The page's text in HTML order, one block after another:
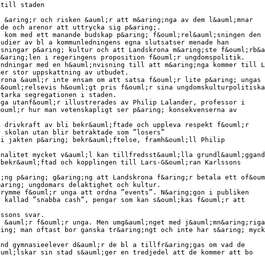
till staden
&aring;r och risken &auml;r att m&aring;nga av dem l&auml;mnar
och arenor att uttrycka sig p&aring;.
med ett manande budskap p&aring; f&ouml;rel&auml;sningen den
av bl a kommunledningens egna slutsatser menade han
p&aring; kultur och att Landskrona m&aring;ste
i regeringens proposition f&ouml;r ungdomspolitik.
med en h&auml;nvisning till att m&aring;nga kommer till
stor uppskattning av utbudet.
&auml;r inte ensam om att satsa f&ouml;r lite p&aring;
h&ouml;gt pris f&ouml;r sina ungdomskulturpolitiska
segregationen i staden.
utanf&ouml;r illustrerades av Philip Lalander, professor i
hur man vetenskapligt ser p&aring; konsekvenserna av
drivkraft av bli bekr&auml;ftade och uppleva respekt f&ouml;r
skolan utan blir betraktade som ”losers”
jakten p&aring; bekr&auml;ftelse, framh&ouml;ll Philip
mycket v&auml;l kan tillfredsst&auml;lla
och kopplingen till Lars-G&ouml;ran Karlssons
p&aring; g&aring;ng att Landskrona f&aring;r betala ett
ungdomars delaktighet och kultur.
f&ouml;r unga att ordna ”events”. N&aring;gon i publiken
”snabba cash”, pengar som kan s&ouml;kas f&ouml;r att
svar.
f&ouml;r unga. Men umg&auml;nget med
man oftast bor ganska tr&aring;ngt och inte har s&aring;
gymnasieelever d&auml;r de bl a tillfr&aring;gas om vad de
sin stad s&auml;ger en tredjedel att de kommer att bo